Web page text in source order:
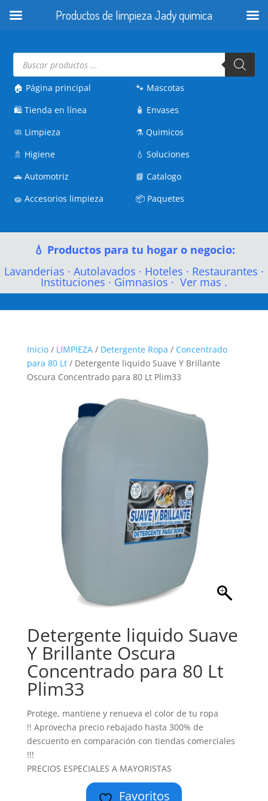
Búsqueda
productos
🏠 Página principal
🛍️Tienda en línea
🧼 Limpieza
🚿 Higiene
🚗Automotriz
🧽Accesorios limpieza
🐾 Mascotas
🧴 Envases
⚗️Quimicos
💧Soluciones
📘Catalogo
📦 Paquetes
💧 Productos para tu hogar o negocio:
Lavanderias · Autolavados · Hoteles · Restaurantes ·
Instituciones · Gimnasios · Ver mas .
Inicio/ LIMPIEZA/ Detergente Ropa / Concentrado
para 80 Lt/ Detergente liquido Suave Y Brillante
Oscura Concentrado para 80 Lt Plim33
Detergente liquido Suave
Y Brillante Oscura
Concentrado para 80 Lt
Plim33
Protege, mantiene y renueva el color de tu ropa
!! Aprovecha precio rebajado hasta 300% de
descuento en comparación con tiendas comerciales
!!!
PRECIOS ESPECIALES A MAYORISTAS
Favoritos
Productos de limpieza Jady quimica